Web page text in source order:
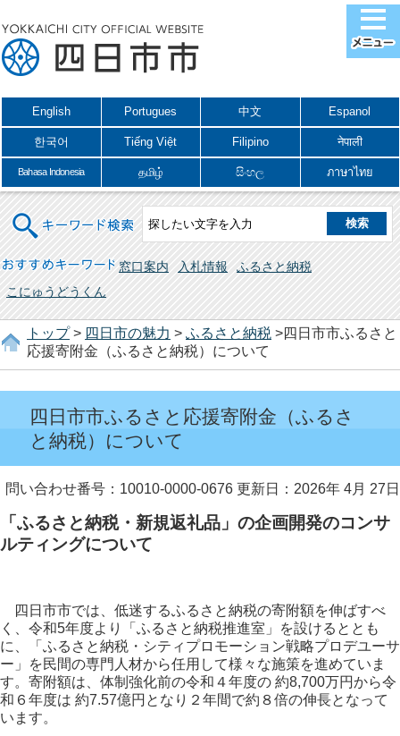
English Portugues 中文 Espanol
한국어 Tiếng Việt Filipino नेपाली
Bahasa Indonesia தமிழ் සිංහල ภาษาไทย
キーワード検索
おすすめキーワード 窓口案内 入札情報
ふるさと納税
こにゅうどうくん
トップ> 四日市の魅力 > ふるさと納税 >四日市市ふるさと
応援寄附金（ふるさと納税）について
四日市市ふるさと応援寄附金（ふるさ
と納税）について
問い合わせ番号：10010-0000-0676 更新日：2026年 4月 27日
「ふるさと納税・新規返礼品」の企画開発のコンサ
ルティングについて
四日市市では、低迷するふるさと納税の寄附額を伸ばすべ
く、令和5年度より「ふるさと納税推進室」を設けるととも
に、「ふるさと納税・シティプロモーション戦略プロデユーサ
ー」を民間の専門人材から任用して様々な施策を進めていま
す。寄附額は、体制強化前の令和４年度の 約8,700万円から令
和６年度は 約7.57億円となり２年間で約８倍の伸長となって
います。